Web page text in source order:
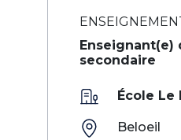
Enseignant(e)
secondaire
École Le
Beloeil